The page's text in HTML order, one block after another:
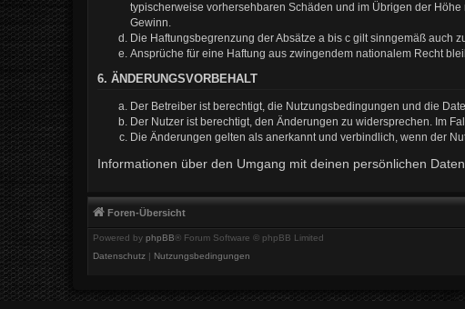
typischerweise vorhersehbaren Schäden und im Übrigen der
Gewinn.
Die Haftungsbegrenzung der Absätze a bis c gilt sinngemäß auch
Ansprüche für eine Haftung aus zwingendem nationalem Recht
6. ÄNDERUNGSVORBEHALT
Der Betreiber ist berechtigt, die Nutzungsbedingungen und die
Der Nutzer ist berechtigt, den Änderungen zu widersprechen. Im
Die Änderungen gelten als anerkannt und verbindlich, wenn der
Informationen über den Umgang mit deinen persönlichen
Foren-Übersicht
Powered by phpBB® Forum Software © phpBB Limited
Datenschutz | Nutzungsbedingungen